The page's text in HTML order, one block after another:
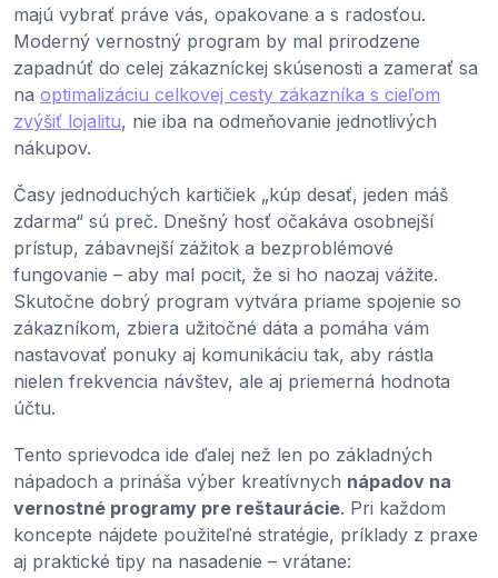
majú vybrať práve vás, opakovane a s radosťou.
Moderný vernostný program by mal prirodzene
zapadnúť do celej zákazníckej skúsenosti a zamerať sa
na optimalizáciu celkovej cesty zákazníka s cieľom
zvýšiť lojalitu, nie iba na odmeňovanie jednotlivých
nákupov.
Časy jednoduchých kartičiek „kúp desať, jeden máš
zdarma“ sú preč. Dnešný hosť očakáva osobnejší
prístup, zábavnejší zážitok a bezproblémové
fungovanie – aby mal pocit, že si ho naozaj vážite.
Skutočne dobrý program vytvára priame spojenie so
zákazníkom, zbiera užitočné dáta a pomáha vám
nastavovať ponuky aj komunikáciu tak, aby rástla
nielen frekvencia návštev, ale aj priemerná hodnota
účtu.
Tento sprievodca ide ďalej než len po základných
nápadoch a prináša výber kreatívnych nápadov na
vernostné programy pre reštaurácie. Pri každom
koncepte nájdete použiteľné stratégie, príklady z praxe
aj praktické tipy na nasadenie – vrátane: